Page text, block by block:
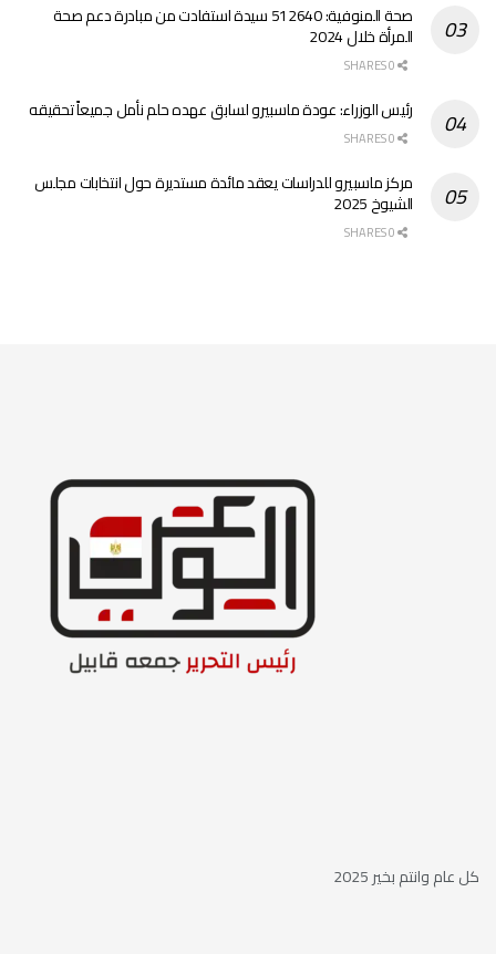
صحة المنوفية: 512640 سيدة استفادت من مبادرة دعم صحة
المرأة خلال 2024
رئيس الوزراء: عودة ماسبيرو لسابق عهده حلم نأمل جميعاً تحقيقه
مركز ماسبيرو للدراسات يعقد مائدة مستديرة حول انتخابات مجلس
الشيوخ 2025
كل عام وانتم بخير 2025